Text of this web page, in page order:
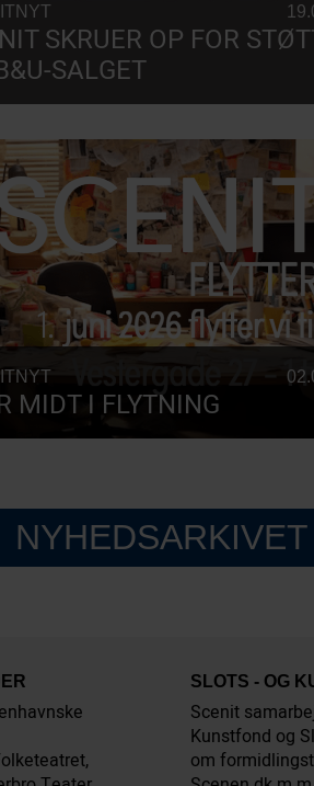
SKRUER OP FOR
SALGET
MIDT I FLYTNING
NYHEDSARKIVET
SLOTS - OG
Scenit
Kunstfond og
om